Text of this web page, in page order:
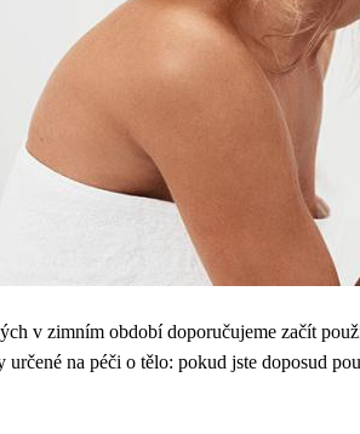
v zimním období doporučujeme začít
na péči o tělo: pokud jste doposud